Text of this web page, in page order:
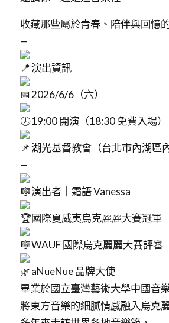
收藏那些屬於青春、陪伴與回憶
—
演出資訊
2026/6/6（六）
19:00 開演（18:30 免費入場）
湖光基督教會（台北市內湖區
—
演出者｜霜語 Vanessa
國際夏威夷烏克麗麗大賽冠軍
WAUF 國際烏克麗麗大賽評審
aNueNue 品牌大使
畢業於國立臺灣藝術大學中國音
將東方音樂的細膩情感融入烏克